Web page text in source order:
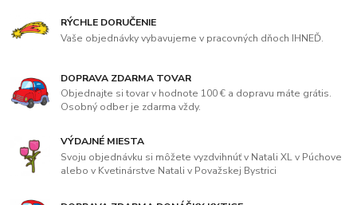
RÝCHLE DORUČENIE
Vaše objednávky vybavujeme v pracovných dňoch IHNEĎ.
DOPRAVA ZDARMA TOVAR
Objednajte si tovar v hodnote 100 € a dopravu máte grátis.
Osobný odber je zdarma vždy.
VÝDAJNÉ MIESTA
Svoju objednávku si môžete vyzdvihnúť v Natali XL v Púchove
alebo v Kvetinárstve Natali v Považskej Bystrici